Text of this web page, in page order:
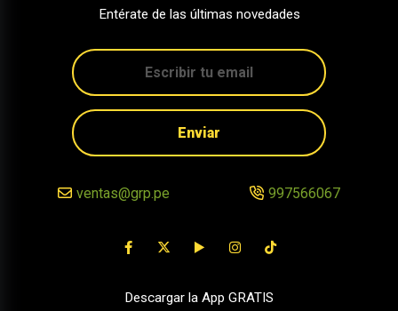
Entérate de las últimas novedades
Enviar
ventas@grp.pe 997566067
Descargar la App GRATIS